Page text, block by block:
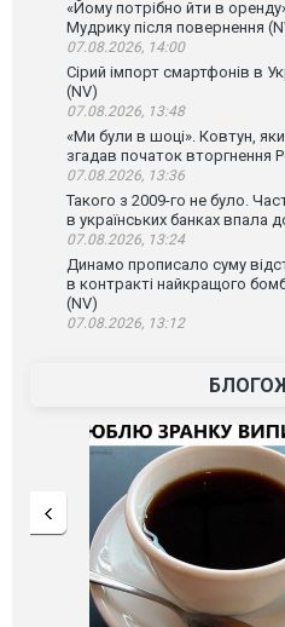
«Йому потрібно йти в
Мудрику після повернення
07.08.2026, 14:00
Сірий імпорт смартфонів в
(NV)
07.08.2026, 13:48
«Ми були в шоці». Ковтун,
згадав початок вторгнення
07.08.2026, 13:36
Такого з 2009-го не було.
в українських банках впала
07.08.2026, 13:24
Динамо прописало суму
в контракті найкращого
(NV)
07.08.2026, 13:12